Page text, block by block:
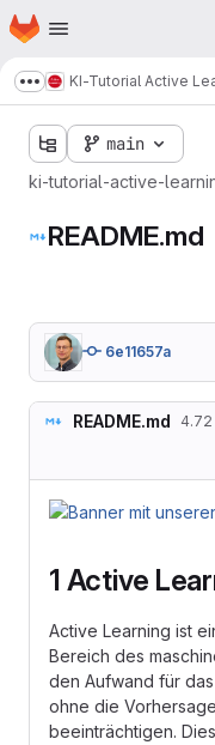
Skip to main content
Homepage
Show more
KI-Tutorial Active
main
ki-tutorial-active-
README.md
6e11657a
README.md 4.72
1 Active
Active Learning ist
Bereich des
den Aufwand für
ohne die
beeinträchtigen.